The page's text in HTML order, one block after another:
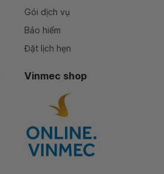
Gói dịch vụ
Bảo hiểm
Đặt lịch hẹn
Vinmec shop